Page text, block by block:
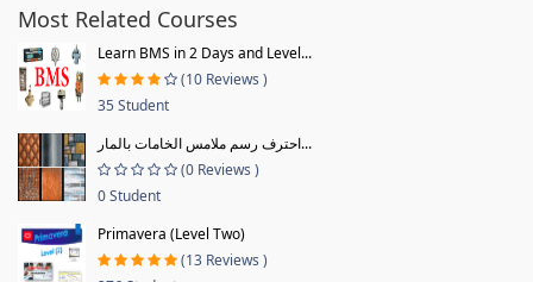
Most Related Courses
Learn BMS in 2 Days and Level...
(10 Reviews )
35 Student
احترف رسم ملامس الخامات بالمار...
(0 Reviews )
0 Student
Primavera (Level Two)
(13 Reviews )